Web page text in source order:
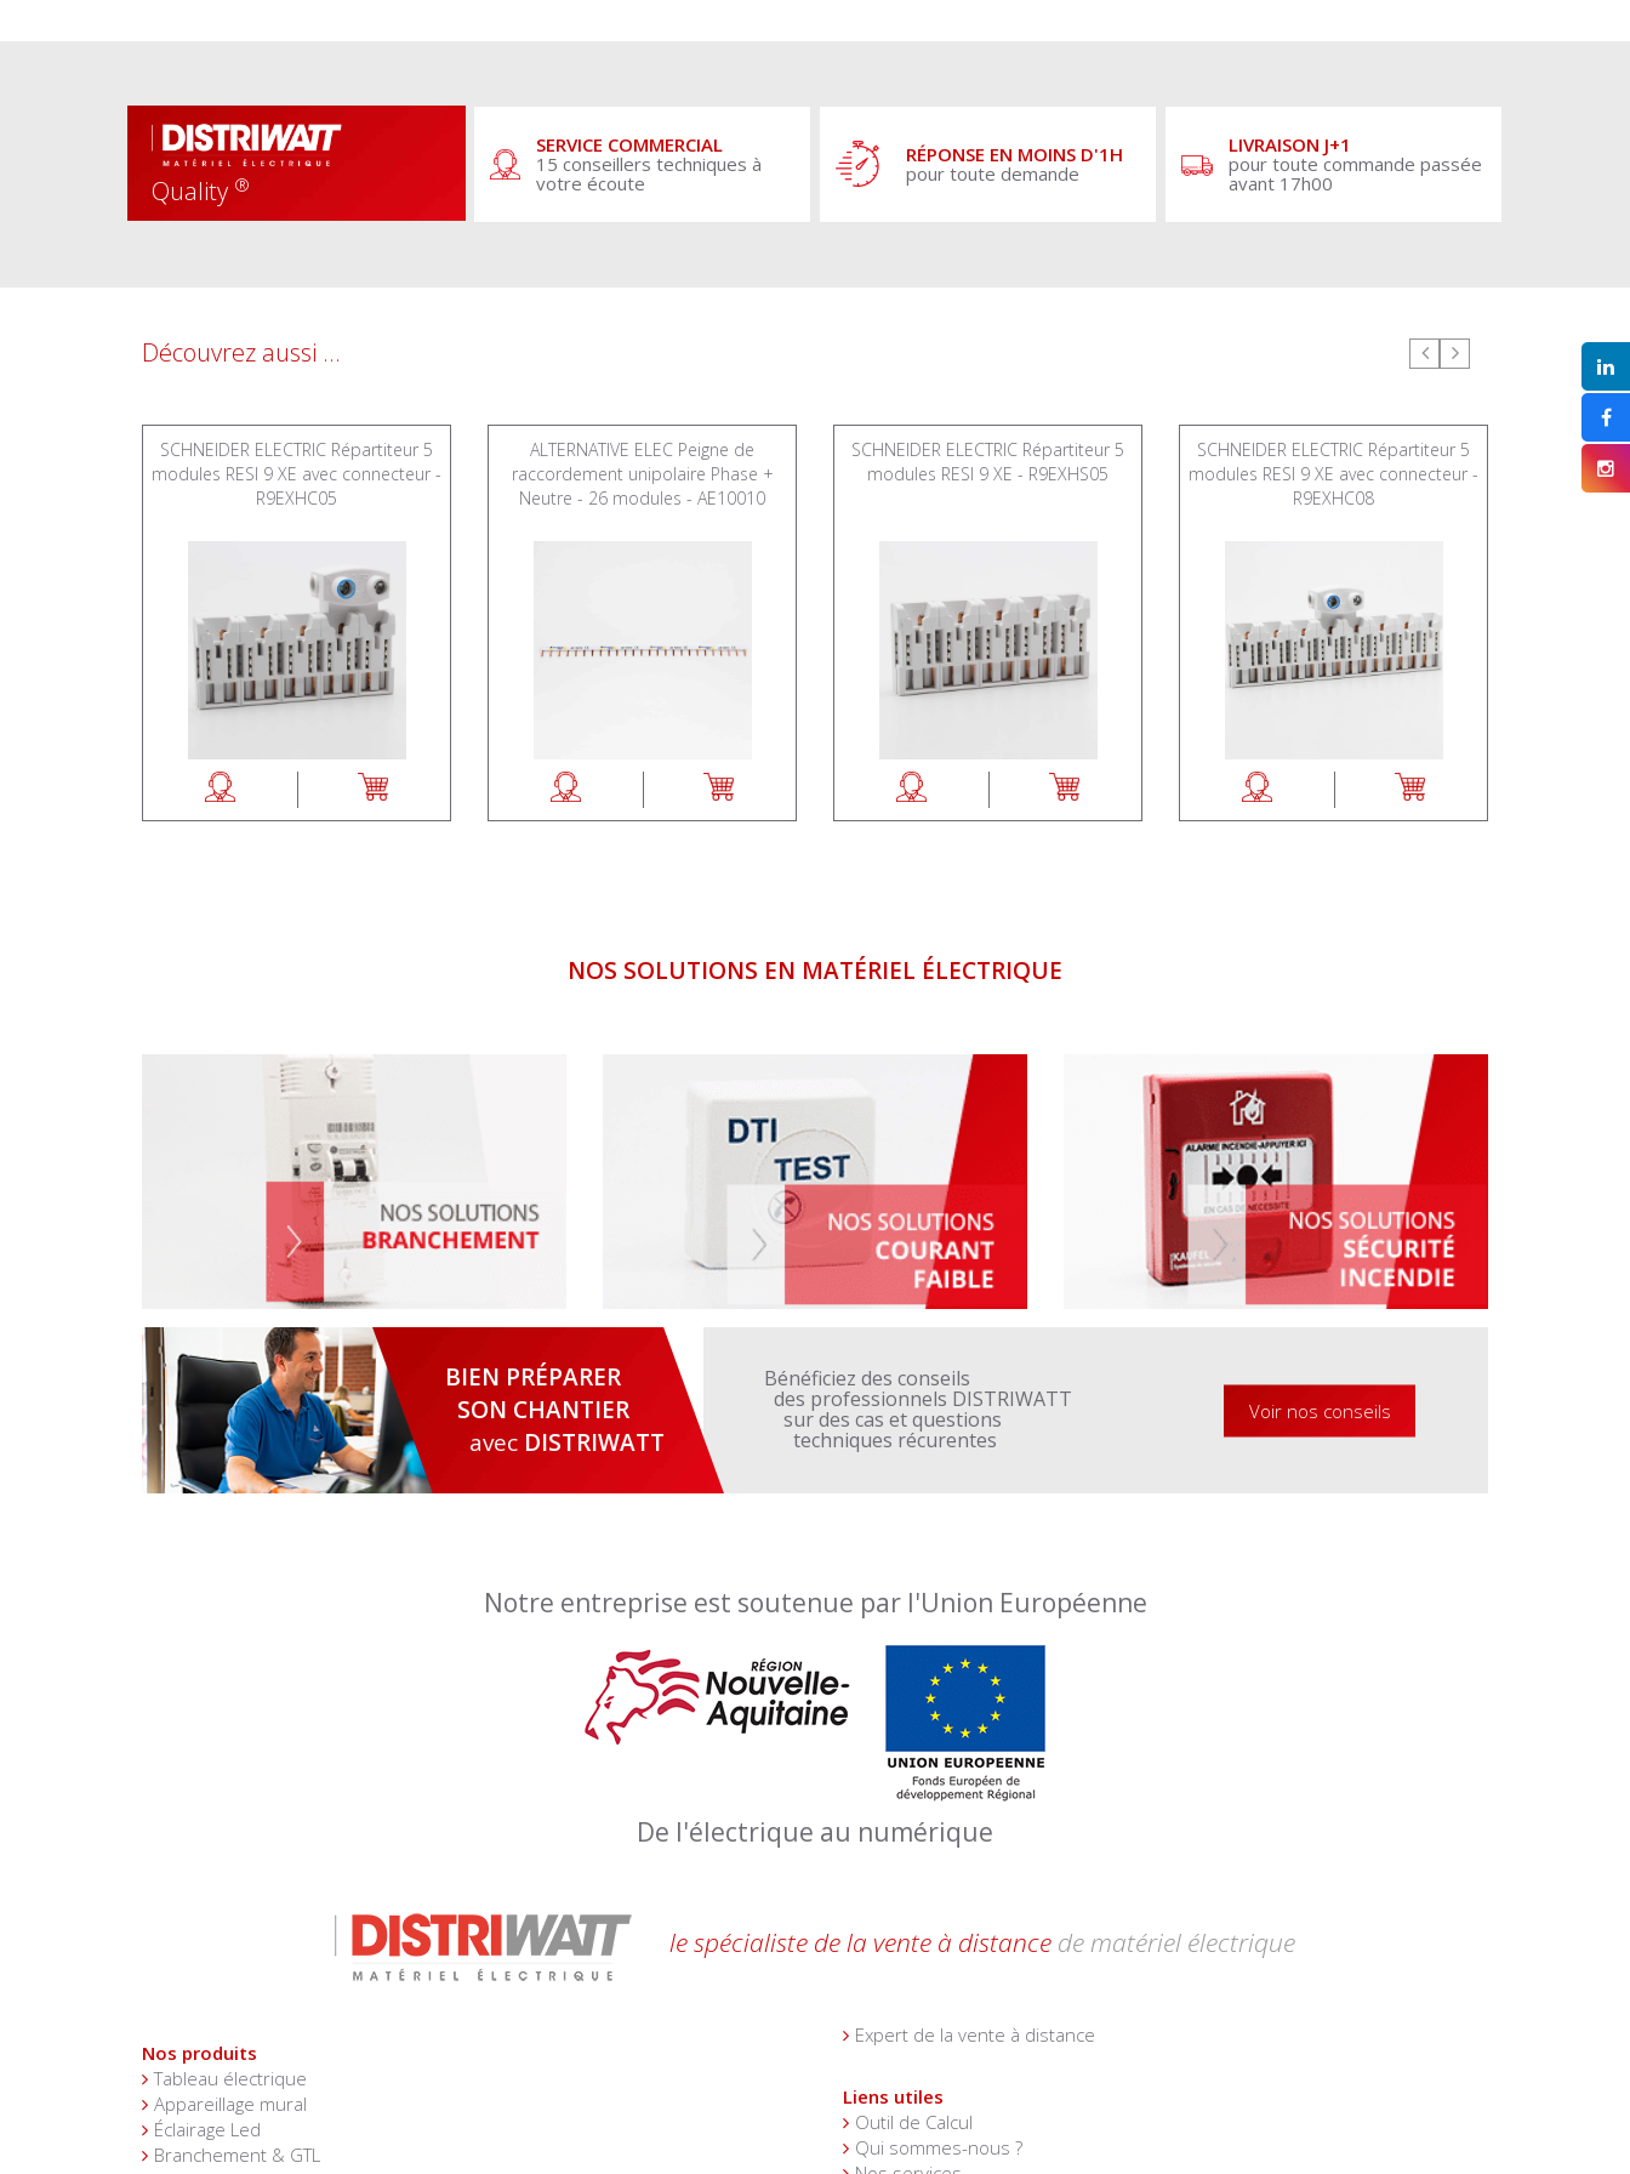
Quality ®
SERVICE COMMERCIAL
15 conseillers techniques à
votre écoute
RÉPONSE EN MOINS D'1H
pour toute demande
LIVRAISON J+1
pour toute commande passée
avant 17h00
Découvrez aussi ...
SCHNEIDER ELECTRIC Répartiteur 5
modules RESI 9 XE avec connecteur -
R9EXHC05
ALTERNATIVE ELEC Peigne de
raccordement unipolaire Phase +
Neutre - 26 modules - AE10010
SCHNEIDER ELECTRIC Répartiteur 5
modules RESI 9 XE - R9EXHS05
SCHNEIDER ELECTRIC Répartiteur 5
modules RESI 9 XE avec connecteur -
R9EXHC08
NOS SOLUTIONS EN MATÉRIEL ÉLECTRIQUE
Bénéficiez des conseils
des professionnels DISTRIWATT
sur des cas et questions
techniques récurentes
Voir nos conseils
BIEN PRÉPARER
SON CHANTIER
avec DISTRIWATT
Notre entreprise est soutenue par l'Union Européenne
De l'électrique au numérique
le spécialiste de la vente à distancede matériel électrique
Nos produits
Tableau électrique
Appareillage mural
Éclairage Led
Branchement & GTL
Expert de la vente à distance
Liens utiles
Outil de Calcul
Qui sommes-nous ?